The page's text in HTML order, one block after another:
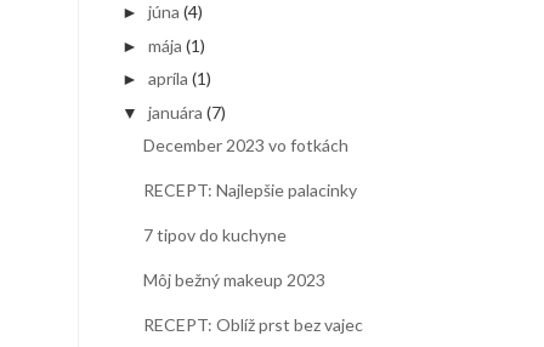
► júna (4)
► mája (1)
► apríla (1)
▼ januára (7)
December 2023 vo fotkách
RECEPT: Najlepšie palacinky
7 tipov do kuchyne
Môj bežný makeup 2023
RECEPT: Oblíž prst bez vajec